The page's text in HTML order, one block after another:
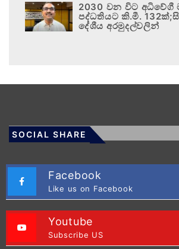
2030 වන විට අධිවේගී
පද්ධතියට කි.මී.
දේශීය අරමුදල්වලින්
SOCIAL SHARE
Facebook
Like us on Facebook
Youtube
Subscribe US